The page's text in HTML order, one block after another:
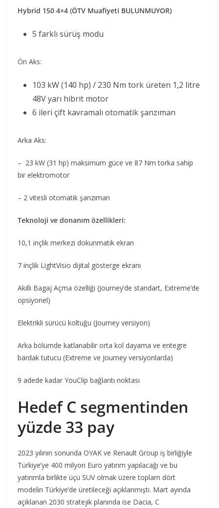
Hybrid 150 4×4 (ÖTV Muafiyeti BULUNMUYOR)
5 farklı sürüş modu
Ön Aks:
103 kW (140 hp) / 230 Nm tork üreten 1,2 litre
48V yarı hibrit motor
6 ileri çift kavramalı otomatik şanzıman
Arka Aks:
– 23 kW (31 hp) maksimum güce ve 87 Nm torka sahip
bir elektromotor
– 2 vitesli otomatik şanzıman
Teknoloji ve donanım özellikleri:
10,1 inçlik merkezi dokunmatik ekran
7 inçlik LightVisio dijital gösterge ekranı
Akıllı Bagaj Açma özelliği (Journey’de standart, Extreme’de
opsiyonel)
Elektrikli sürücü koltuğu (Journey versiyon)
Arka bölümde katlanabilir orta kol dayama ve entegre
bardak tutucu (Extreme ve Journey versiyonlarda)
9 adede kadar YouClip bağlantı noktası
Hedef C segmentinden
yüzde 33 pay
2023 yılının sonunda OYAK ve Renault Group iş birliğiyle
Türkiye’ye 400 milyon Euro yatırım yapılacağı ve bu
yatırımla birlikte üçü SUV olmak üzere toplam dört
modelin Türkiye’de üretileceği açıklanmıştı. Mart ayında
açıklanan 2030 stratejik planında ise Dacia, C